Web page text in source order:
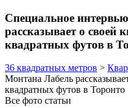
Специальное
рассказывает о своей
квадратных футов в
36 квадратных метров >
Монтана Лабель
квадратных футов в Торонто
Все фото статьи